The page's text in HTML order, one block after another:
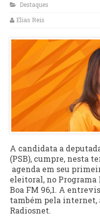
Destaques
Elias Reis
A candidata a
(PSB), cumpre, nesta
agenda em seu
eleitoral, no Programa
Boa FM 96,1. A
também pela
Radiosnet.